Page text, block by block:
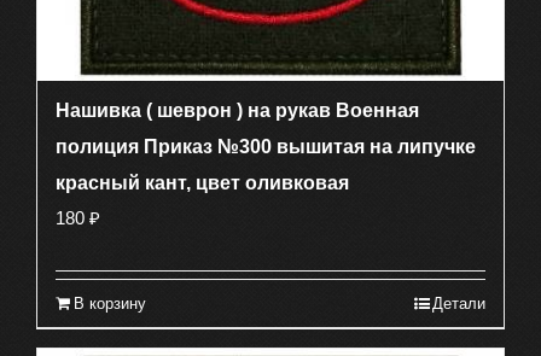
Нашивка ( шеврон ) на рукав Военная
полиция Приказ №300 вышитая на липучке
красный кант, цвет оливковая
180 ₽
В корзину Детали